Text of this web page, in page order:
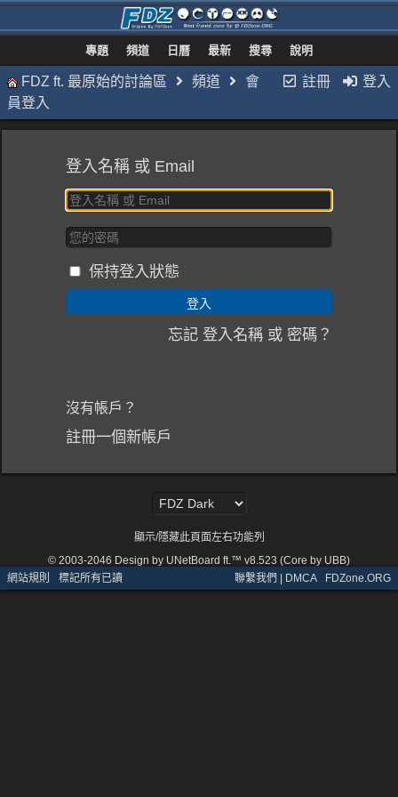
專題 頻道 日曆 最新 搜尋 說明
註冊 登入
FDZ ft. 最原始的討論區 頻道
會
員登入
登入名稱 或 Email
保持登入狀態
忘記 登入名稱 或 密碼？
沒有帳戶？
註冊一個新帳戶
顯示/隱藏此頁面左右功能列
© 2003-2046 Design by UNetBoard ft.™ v8.523 (Core by UBB)
網站規則 · 標記所有已讀 聯繫我們 | DMCA· FDZone.ORG